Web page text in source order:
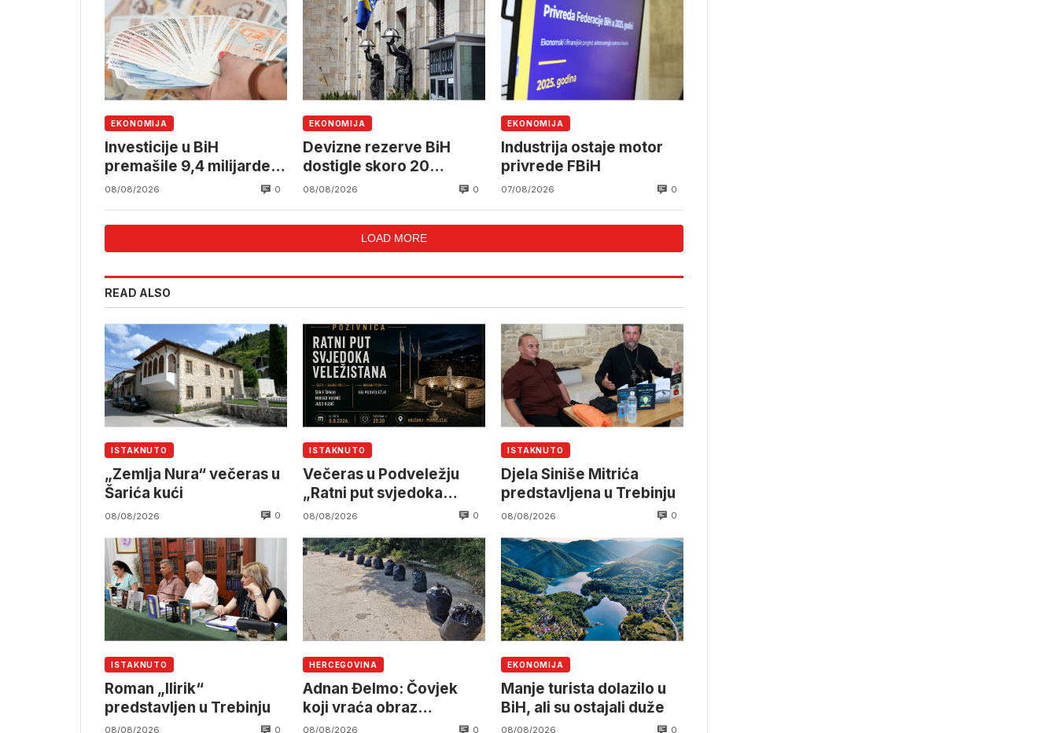
EKONOMIJA
Investicije u BiH
premašile 9,4 milijarde
KM
08/08/2026 0
EKONOMIJA
Devizne rezerve BiH
dostigle skoro 20
milijardi KM
08/08/2026 0
EKONOMIJA
Industrija ostaje motor
privrede FBiH
07/08/2026 0
LOAD MORE
READ ALSO
ISTAKNUTO
„Zemlja Nura“ večeras u
Šarića kući
08/08/2026 0
ISTAKNUTO
Večeras u Podveležju
„Ratni put svjedoka
Veležistana“
08/08/2026 0
ISTAKNUTO
Djela Siniše Mitrića
predstavljena u Trebinju
08/08/2026 0
ISTAKNUTO
Roman „Ilirik“
predstavljen u Trebinju
08/08/2026 0
HERCEGOVINA
Adnan Đelmo: Čovjek
koji vraća obraz
Hercegovini
08/08/2026 0
EKONOMIJA
Manje turista dolazilo u
BiH, ali su ostajali duže
08/08/2026 0